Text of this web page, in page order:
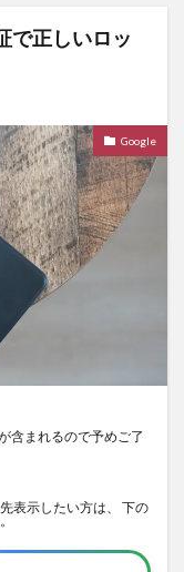
で正しいロッ
Google
含まれるので予めご了
表示したい方は、 下の